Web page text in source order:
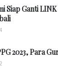
Siap Ganti LINK
2023, Para